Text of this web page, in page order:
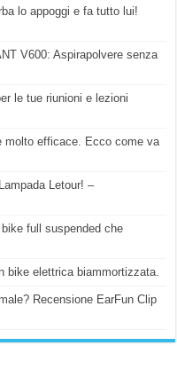
lo appoggi e fa tutto lui!
V600: Aspirapolvere senza
le tue riunioni e lezioni
molto efficace. Ecco come va
Letour! –
full suspended che
bike elettrica biammortizzata.
Recensione EarFun Clip